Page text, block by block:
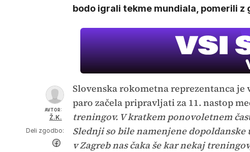
bodo igrali tekme mundiala, pomerili
AVTOR:
Ž.K.
Deli zgodbo:
Slovenska rokometna reprezentanca
paro začela pripravljati za 11. nastop
treningov. V kratkem ponovoletnem
Slednji so bile namenjene
v Zagreb nas čaka še kar nekaj